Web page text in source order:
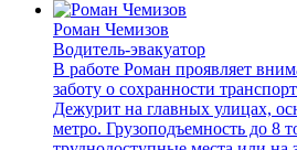
Роман Чемизов
Водитель-эвакуатор
В работе Роман проявляет
заботу о сохранности
Дежурит на главных улицах,
метро. Грузоподъемность до 8